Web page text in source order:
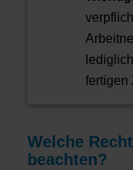
fertigen
Welche
beachten?